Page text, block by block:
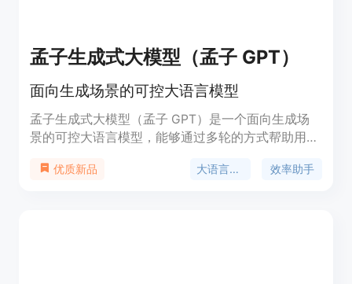
孟子生成式大模型（孟子 GPT）
面向生成场景的可控大语言模型
孟子生成式大模型（孟子 GPT）是一个面向生成场
景的可控大语言模型，能够通过多轮的方式帮助用户
多语言翻译、通用写作和金融场景任务等功能，具有
优质新品 大语言模型 效率助手